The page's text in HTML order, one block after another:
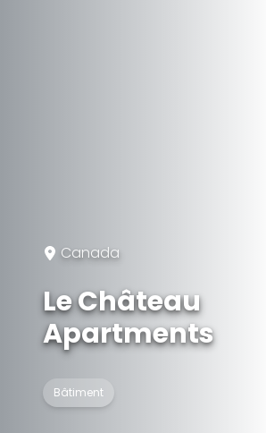
Canada
Le Château
Apartments
Bâtiment